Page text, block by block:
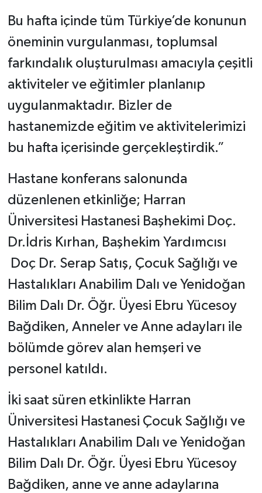
Bu hafta içinde tüm Türkiye’de konunun
öneminin vurgulanması, toplumsal
farkındalık oluşturulması amacıyla çeşitli
aktiviteler ve eğitimler planlanıp
uygulanmaktadır. Bizler de
hastanemizde eğitim ve aktivitelerimizi
bu hafta içerisinde gerçekleştirdik.”
Hastane konferans salonunda
düzenlenen etkinliğe; Harran
Üniversitesi Hastanesi Başhekimi Doç.
Dr.İdris Kırhan, Başhekim Yardımcısı
Doç Dr. Serap Satış, Çocuk Sağlığı ve
Hastalıkları Anabilim Dalı ve Yenidoğan
Bilim Dalı Dr. Öğr. Üyesi Ebru Yücesoy
Bağdiken, Anneler ve Anne adayları ile
bölümde görev alan hemşeri ve
personel katıldı.
İki saat süren etkinlikte Harran
Üniversitesi Hastanesi Çocuk Sağlığı ve
Hastalıkları Anabilim Dalı ve Yenidoğan
Bilim Dalı Dr. Öğr. Üyesi Ebru Yücesoy
Bağdiken, anne ve anne adaylarına